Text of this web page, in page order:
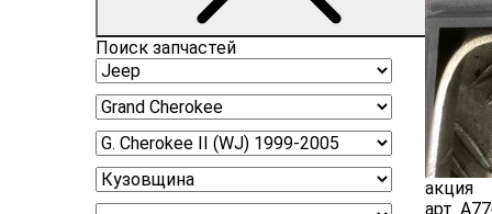
Поиск запчастей
акция
арт.